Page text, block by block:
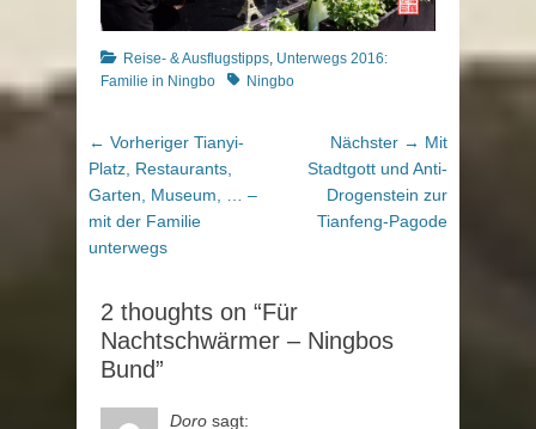
Kategorien
Reise- & Ausflugstipps, Unterwegs 2016:
Familie in Ningbo
Schlagworte
Ningbo
Beitragsnavigation
← Vorheriger Vorheriger
Beitrag:
Tianyi-
Platz, Restaurants,
Garten, Museum, … –
mit der Familie
unterwegs
Nächster → Nächster
Beitrag:
Mit
Stadtgott und Anti-
Drogenstein zur
Tianfeng-Pagode
2 thoughts on “Für
Nachtschwärmer – Ningbos
Bund”
Doro sagt: